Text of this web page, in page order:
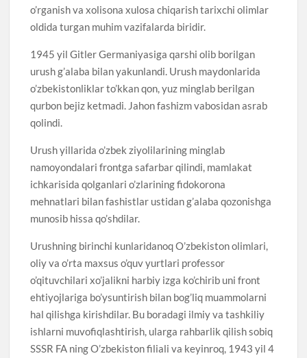
o’rganish va xolisona xulosa chiqarish tarixchi olimlar
oldida turgan muhim vazifalarda biridir.
1945 yil Gitler Germaniyasiga qarshi olib borilgan
urush g’alaba bilan yakunlandi. Urush maydonlarida
o’zbekistonliklar to’kkan qon, yuz minglab berilgan
qurbon bejiz ketmadi. Jahon fashizm vabosidan asrab
qolindi.
Urush yillarida o’zbek ziyolilarining minglab
namoyondalari frontga safarbar qilindi, mamlakat
ichkarisida qolganlari o’zlarining fidokorona
mehnatlari bilan fashistlar ustidan g’alaba qozonishga
munosib hissa qo’shdilar.
Urushning birinchi kunlaridanoq O’zbekiston olimlari,
oliy va o’rta maxsus o’quv yurtlari professor
o’qituvchilari xo’jalikni harbiy izga ko’chirib uni front
ehtiyojlariga bo’ysuntirish bilan bog’liq muammolarni
hal qilishga kirishdilar. Bu boradagi ilmiy va tashkiliy
ishlarni muvofiqlashtirish, ularga rahbarlik qilish sobiq
SSSR FA ning O’zbekiston filiali va keyinroq, 1943 yil 4